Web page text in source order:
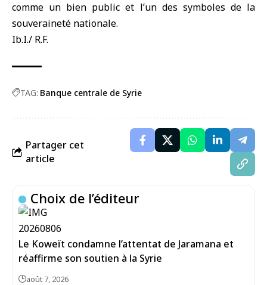
comme un bien public et l’un des symboles de la
souveraineté nationale.
Ib.I./ R.F.
TAG: Banque centrale de Syrie
Partager cet
article
Choix de l’éditeur
Le Koweït condamne l’attentat de Jaramana et
réaffirme son soutien à la Syrie
août 7, 2026